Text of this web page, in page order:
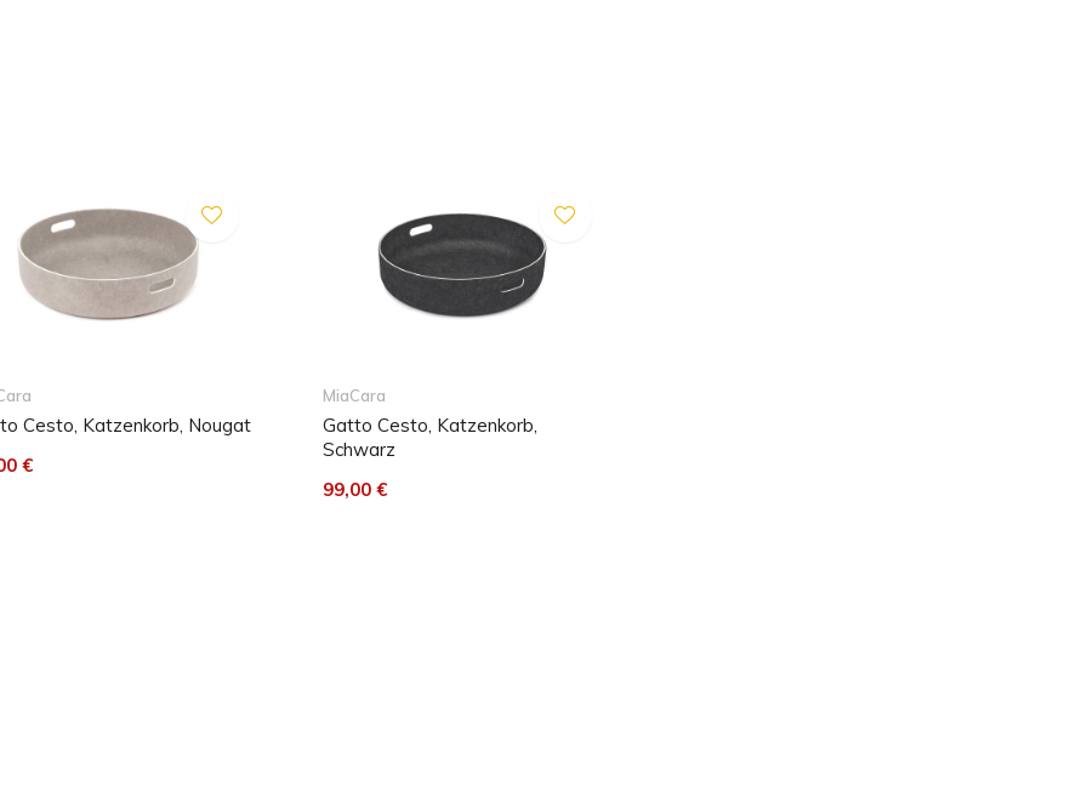
Cesto, Katzenkorb, Nougat
€
MiaCara
Gatto Cesto, Katzenkorb,
Schwarz
99,00 €